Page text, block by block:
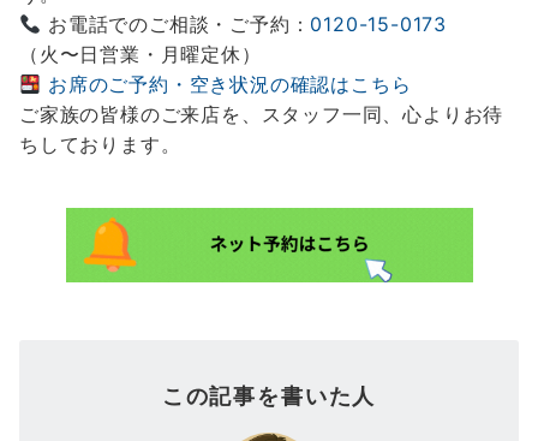
お電話でのご相談・ご予約： 0120-15-0173
（火〜日営業・月曜定休）
お席のご予約・空き状況の確認はこちら
ご家族の皆様のご来店を、スタッフ一同、心よりお待
ちしております。
この記事を書いた人